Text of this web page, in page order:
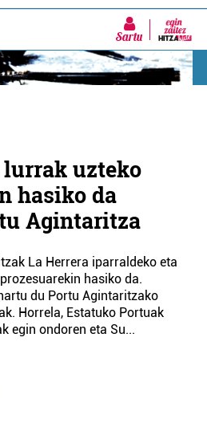
Sartu
lurrak uzteko
hasiko da
Agintaritza
La Herrera iparraldeko eta
hasiko da.
du Portu Agintaritzako
Horrela, Estatuko Portuak
egin ondoren eta Su...